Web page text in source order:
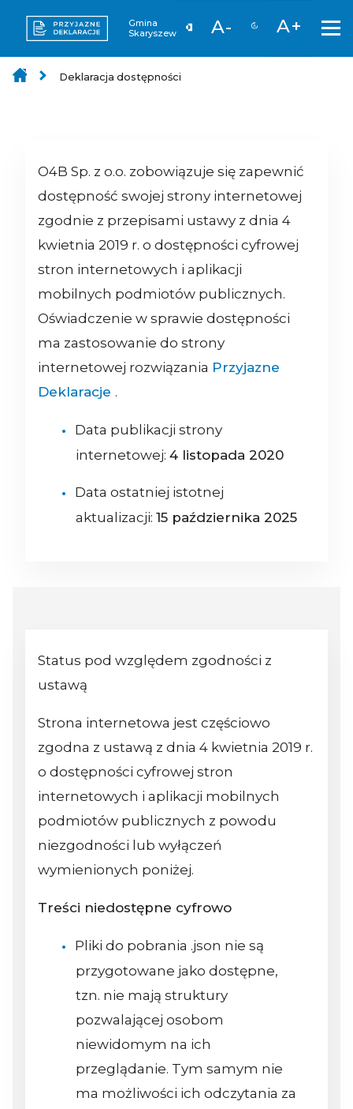
Gmina
Skaryszew
A- A+
Deklaracja dostępności
O4B Sp. z o.o. zobowiązuje się zapewnić
dostępność swojej strony internetowej
zgodnie z przepisami ustawy z dnia 4
kwietnia 2019 r. o dostępności cyfrowej
stron internetowych i aplikacji
mobilnych podmiotów publicznych.
Oświadczenie w sprawie dostępności
ma zastosowanie do strony
internetowej rozwiązania Przyjazne
Deklaracje .
Data publikacji strony
internetowej: 4 listopada 2020
Data ostatniej istotnej
aktualizacji: 15 października 2025
Status pod względem zgodności z
ustawą
Strona internetowa jest częściowo
zgodna z ustawą z dnia 4 kwietnia 2019 r.
o dostępności cyfrowej stron
internetowych i aplikacji mobilnych
podmiotów publicznych z powodu
niezgodności lub wyłączeń
wymienionych poniżej.
Treści niedostępne cyfrowo
Pliki do pobrania .json nie są
przygotowane jako dostępne,
tzn. nie mają struktury
pozwalającej osobom
niewidomym na ich
przeglądanie. Tym samym nie
ma możliwości ich odczytania za